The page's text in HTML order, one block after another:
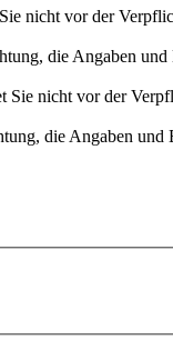
nicht vor der
die Angaben
Sie nicht vor der
die Angaben